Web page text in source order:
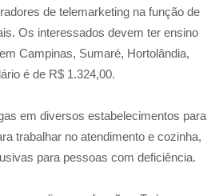
de telemarketing na função de
Os interessados devem ter ensino
Campinas, Sumaré, Hortolândia,
é de R$ 1.324,00.
em diversos estabelecimentos para
trabalhar no atendimento e cozinha,
para pessoas com deficiência.